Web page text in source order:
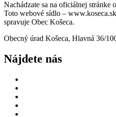
Nachádzate sa na oficiálnej stránke
Toto webové sídlo –
spravuje Obec Košeca.
Obecný úrad Košeca, Hlavná 36/
Nájdete nás